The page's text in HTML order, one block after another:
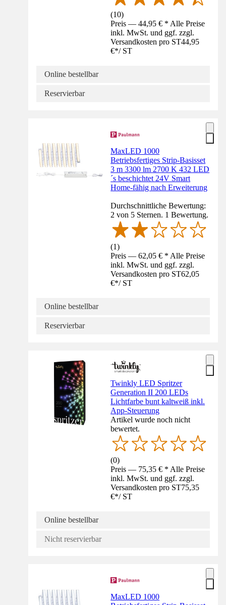
(10)
Preis — 44,95 € * Alle Preise
inkl. MwSt. und ggf. zzgl.
Versandkosten pro ST44,95
€*/ ST
Online bestellbar
Reservierbar
MaxLED 1000
Betriebsfertiges Strip-Basisset
3 m 3300 lm 2700 K 432 LED
´s beschichtet 24V Smart
Home-fähig nach Erweiterung
Durchschnittliche Bewertung:
2 von 5 Sternen. 1 Bewertung.
(1)
Preis — 62,05 € * Alle Preise
inkl. MwSt. und ggf. zzgl.
Versandkosten pro ST62,05
€*/ ST
Online bestellbar
Reservierbar
Twinkly LED Spritzer
Generation II 200 LEDs
Lichtfarbe bunt kaltweiß inkl.
App-Steuerung
Artikel wurde noch nicht
bewertet.
(0)
Preis — 75,35 € * Alle Preise
inkl. MwSt. und ggf. zzgl.
Versandkosten pro ST75,35
€*/ ST
Online bestellbar
Nicht reservierbar
MaxLED 1000